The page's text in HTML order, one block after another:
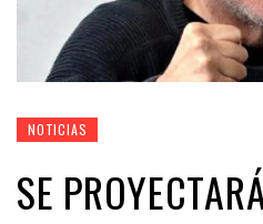
NOTICIAS
SE